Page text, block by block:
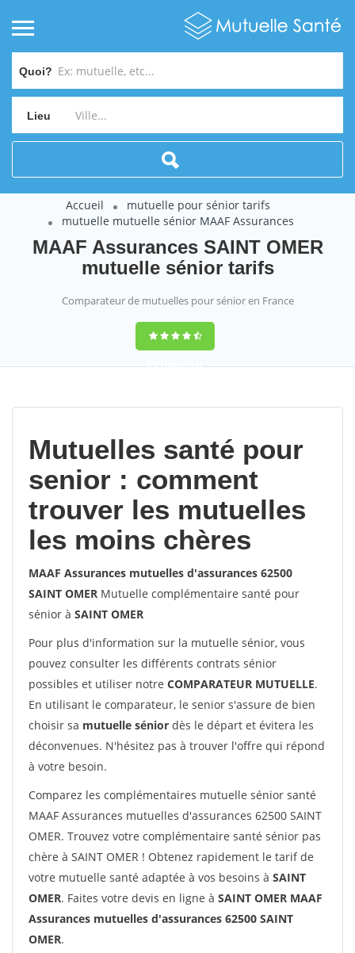
Quoi?
Lieu
Accueil
mutuelle pour sénior tarifs
mutuelle mutuelle sénior MAAF Assurances
MAAF Assurances SAINT OMER
mutuelle sénior tarifs
Comparateur de mutuelles pour sénior en France
9,2(100%)452
Mutuelles santé pour
senior : comment
trouver les mutuelles
les moins chères
MAAF Assurances mutuelles d'assurances 62500
SAINT OMER Mutuelle complémentaire santé pour
sénior à SAINT OMER
Pour plus d'information sur la mutuelle sénior, vous
pouvez consulter les différents contrats sénior
possibles et utiliser notre COMPARATEUR MUTUELLE.
En utilisant le comparateur, le senior s'assure de bien
choisir sa mutuelle sénior dès le départ et évitera les
déconvenues. N'hésitez pas à trouver l'offre qui répond
à votre besoin.
Comparez les complémentaires mutuelle sénior santé
MAAF Assurances mutuelles d'assurances 62500 SAINT
OMER. Trouvez votre complémentaire santé sénior pas
chère à SAINT OMER ! Obtenez rapidement le tarif de
votre mutuelle santé adaptée à vos besoins à SAINT
OMER. Faites votre devis en ligne à SAINT OMER MAAF
Assurances mutuelles d'assurances 62500 SAINT
OMER.